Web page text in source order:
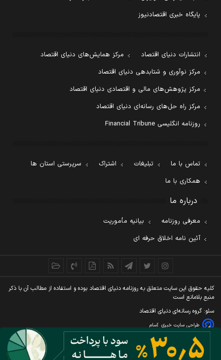
پایگاه خبری اقتصادنیوز
انتشارات دنیای اقتصاد
مرکز همایش‌های دنیای اقتصاد
مرکز نوآوری و شتابدهی دنیای اقتصاد
مرکز پژوهش‌های مالی و اقتصادی دنیای اقتصاد
مرکز راه حل‌های رسانه‌ای دنیای اقتصاد
روزنامه انگلیسی Financial Tribune
تماس با ما تبلیغات اشتراک
سرپرستی استان ها
همکاری با ما
درباره ما
معرفی روزنامه
بیانیه مأموریت
آئین نامه اخلاق حرفه ای
کليه حقوق اين سايت متعلق به روزنامه دنيای اقتصاد بوده و استفاده از مطالب آن با ذکر
منبع بلامانع است
سئو: گروه رسانه‌ای دنیای اقتصاد
طراحی سایت خبری آسام